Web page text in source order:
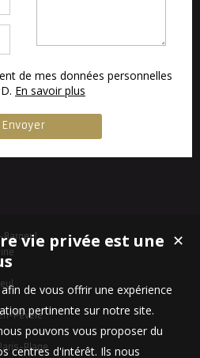
de mes données personnelles
En savoir plus
Pévèle
Plage
✕
vie privée est une
de vous offrir une expérience
pertinente sur notre site.
pouvons vous proposer du
centres d'intérêt. Ils nous